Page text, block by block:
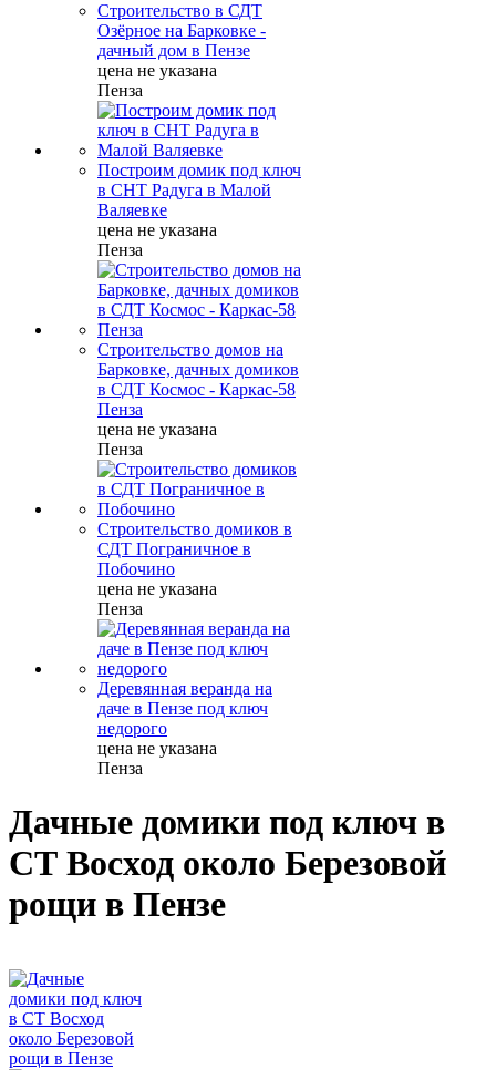
Строительство в СДТ
Озёрное на Барковке -
дачный дом в Пензе
цена не указана
Пенза
Построим домик под ключ
в СНТ Радуга в Малой
Валяевке
цена не указана
Пенза
Строительство домов на
Барковке, дачных домиков
в СДТ Космос - Каркас-58
Пенза
цена не указана
Пенза
Строительство домиков в
СДТ Пограничное в
Побочино
цена не указана
Пенза
Деревянная веранда на
даче в Пензе под ключ
недорого
цена не указана
Пенза
Дачные домики под ключ в
СТ Восход около Березовой
рощи в Пензе